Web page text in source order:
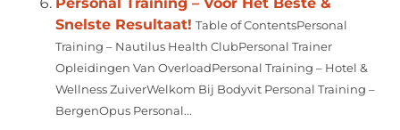
Snelste Resultaat! Table of ContentsPersonal
Training – Nautilus Health ClubPersonal Trainer
Opleidingen Van OverloadPersonal Training – Hotel &
Wellness ZuiverWelkom Bij Bodyvit Personal Training –
BergenOpus Personal...